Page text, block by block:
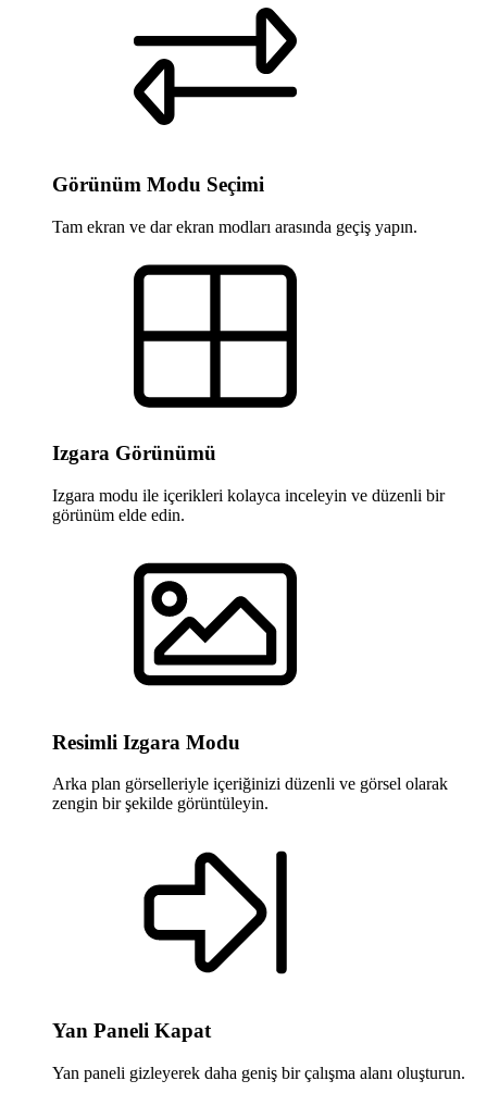
Görünüm Modu Seçimi
Tam ekran ve dar ekran modları arasında geçiş yapın.
Izgara Görünümü
Izgara modu ile içerikleri kolayca inceleyin ve düzenli bir
görünüm elde edin.
Resimli Izgara Modu
Arka plan görselleriyle içeriğinizi düzenli ve görsel olarak
zengin bir şekilde görüntüleyin.
Yan Paneli Kapat
Yan paneli gizleyerek daha geniş bir çalışma alanı oluşturun.